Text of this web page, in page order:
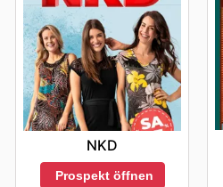
NKD
Prospekt öffnen